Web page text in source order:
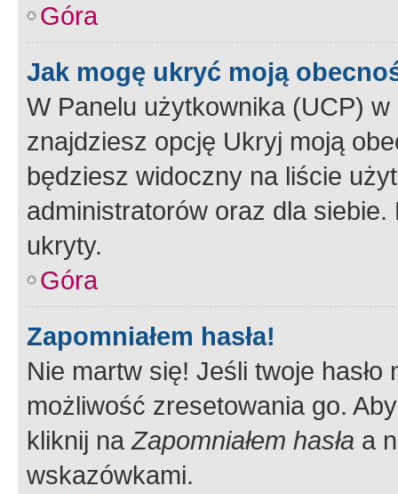
Góra
Jak mogę ukryć moją
W Panelu użytkownika (UCP) w
znajdziesz opcję Ukryj moją
będziesz widoczny na liście
administratorów oraz dla
ukryty.
Góra
Zapomniałem hasła!
Nie martw się! Jeśli twoje
możliwość zresetowania go.
kliknij naZapomniałem hasła a
wskazówkami.